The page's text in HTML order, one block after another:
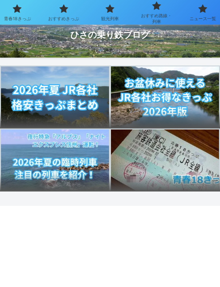
お得なきっぷで乗り鉄を楽しむブログ
ひさの乗り鉄ブログ
青春18きっぷ おすすめきっぷ 観光列車
おすすめ路線・
列車
ニュース一覧